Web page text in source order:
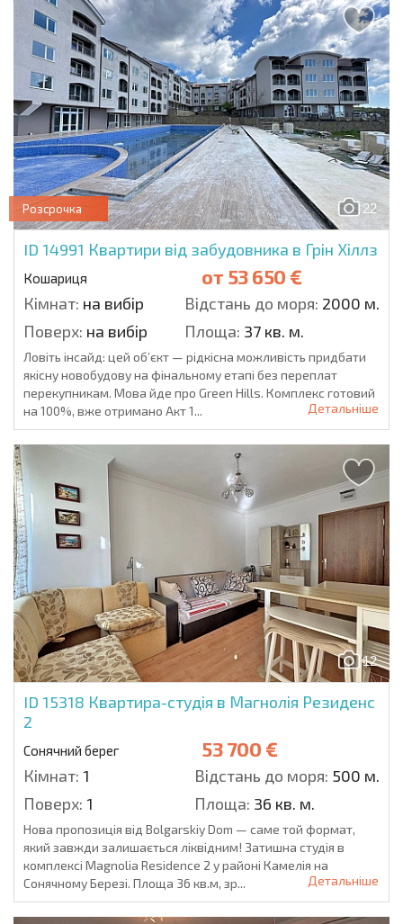
22
Розсрочка
ID 14991 Квартири від забудовника в Грін Хіллз
Кошариця от 53 650 €
Кімнат: на вибір Відстань до моря: 2000 м.
Поверх: на вибір Площа: 37 кв. м.
Ловіть інсайд: цей об’єкт — рідкісна можливість придбати
якісну новобудову на фінальному етапі без переплат
перекупникам. Мова йде про Green Hills. Комплекс готовий
на 100%, вже отримано Акт 1...
Детальніше
12
ID 15318 Квартира-студія в Магнолія Резиденс
2
Сонячний берег 53 700 €
Кімнат: 1 Відстань до моря: 500 м.
Поверх: 1 Площа: 36 кв. м.
Нова пропозиція від Bolgarskiy Dom — саме той формат,
який завжди залишається ліквідним! Затишна студія в
комплексі Magnolia Residence 2 у районі Камелія на
Сонячному Березі. Площа 36 кв.м, зр...
Детальніше